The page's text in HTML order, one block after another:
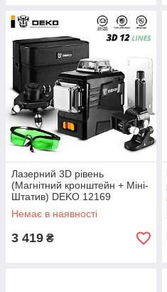
Лазерний 3D рівень
(Магнітний кронштейн + Міні-
Штатив) DEKO 12169
Немає в наявності
3 419 ₴